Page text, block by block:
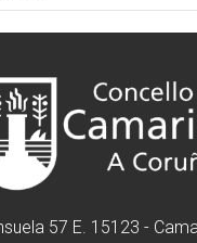
57 E. 15123 -